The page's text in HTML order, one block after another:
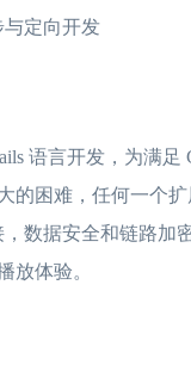
与定向开发
语言开发，为满
的困难，任何一个
数据安全和链路加密
放体验。